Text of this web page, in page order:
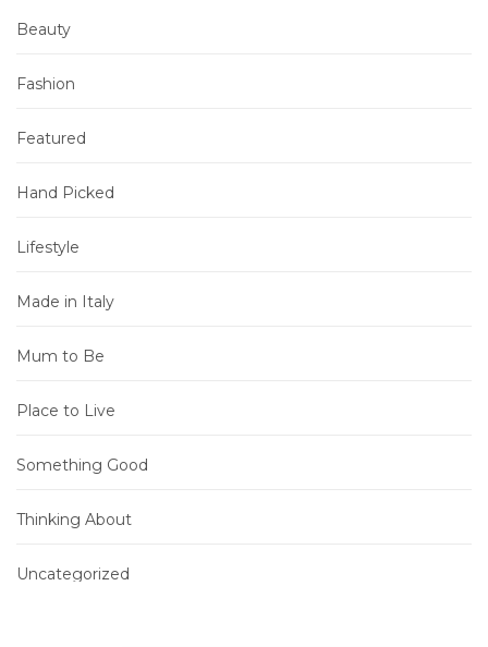
Beauty
Fashion
Featured
Hand Picked
Lifestyle
Made in Italy
Mum to Be
Place to Live
Something Good
Thinking About
Uncategorized